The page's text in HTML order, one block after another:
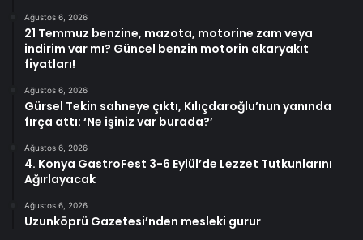
Ağustos 6, 2026
21 Temmuz benzine, mazota, motorine zam veya
indirim var mı? Güncel benzin motorin akaryakıt
fiyatları!
Ağustos 6, 2026
Gürsel Tekin sahneye çıktı, Kılıçdaroğlu’nun yanında
fırça attı: ‘Ne işiniz var burada?’
Ağustos 6, 2026
4. Konya GastroFest 3-6 Eylül’de Lezzet Tutkunlarını
Ağırlayacak
Ağustos 6, 2026
Uzunköprü Gazetesi’nden mesleki gurur